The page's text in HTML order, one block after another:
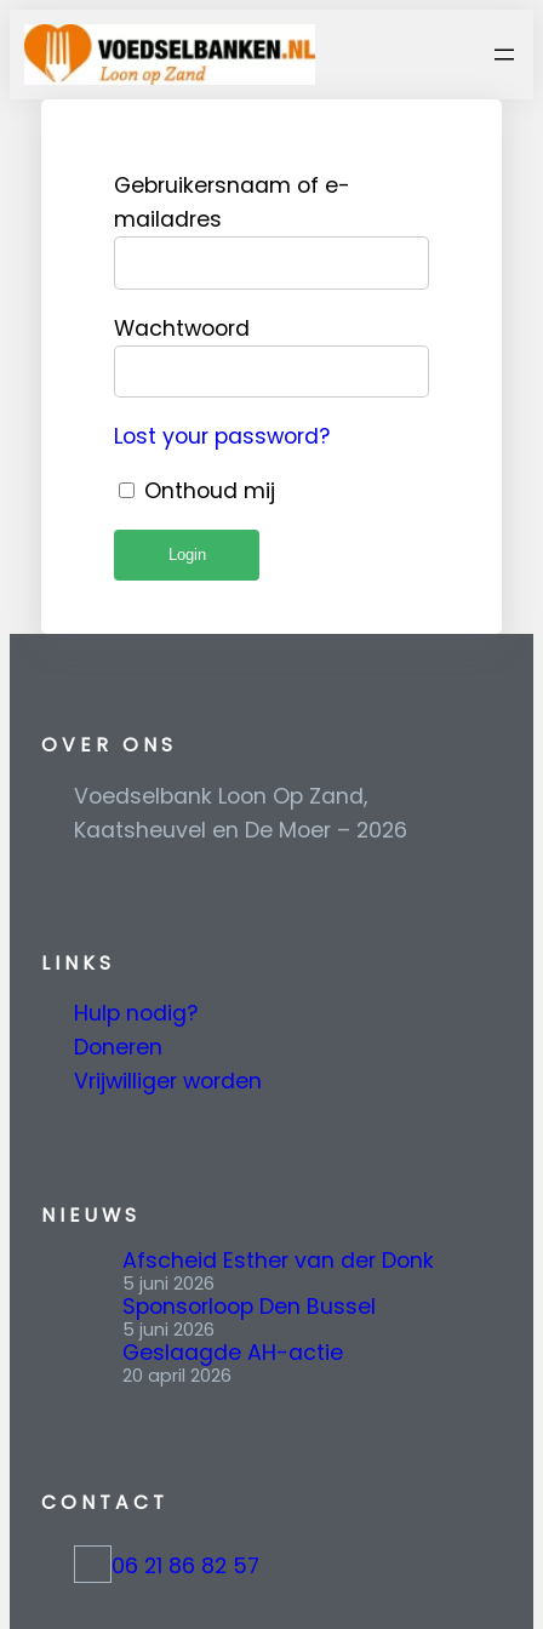
Ga
naar
de
Gebruikersnaam of e-
mailadres
Wachtwoord
Lost your password?
Onthoud mij
OVER ONS
Voedselbank Loon Op Zand,
Kaatsheuvel en De Moer – 2026
LINKS
Hulp nodig?
Doneren
Vrijwilliger worden
NIEUWS
Afscheid Esther van der Donk
5 juni 2026
Sponsorloop Den Bussel
5 juni 2026
Geslaagde AH-actie
20 april 2026
CONTACT
t 06 21 86 82 57